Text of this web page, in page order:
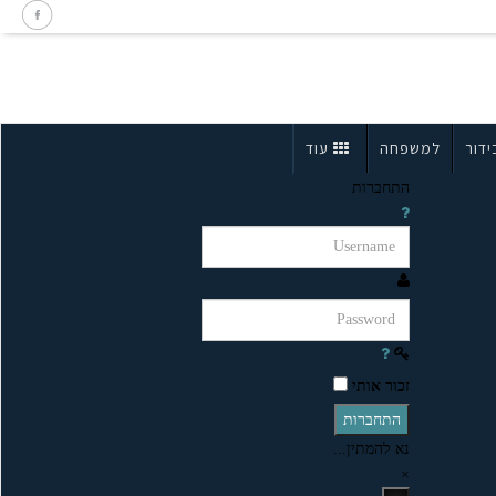
למשפחה עוד
התחברות
זכור אותי
התחברות
נא להמתין...
×